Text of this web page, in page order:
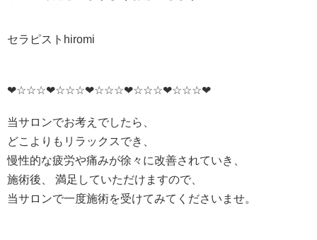
セラピストhiromi
❤☆☆☆❤☆☆☆❤☆☆☆❤☆☆☆❤☆☆☆❤
当サロンでお考えでしたら、
どこよりもリラックスでき、
慢性的な疲労や痛みが徐々に改善されていき、
施術後、 満足していただけますので、
当サロンで一度施術を受けてみてくださいませ。